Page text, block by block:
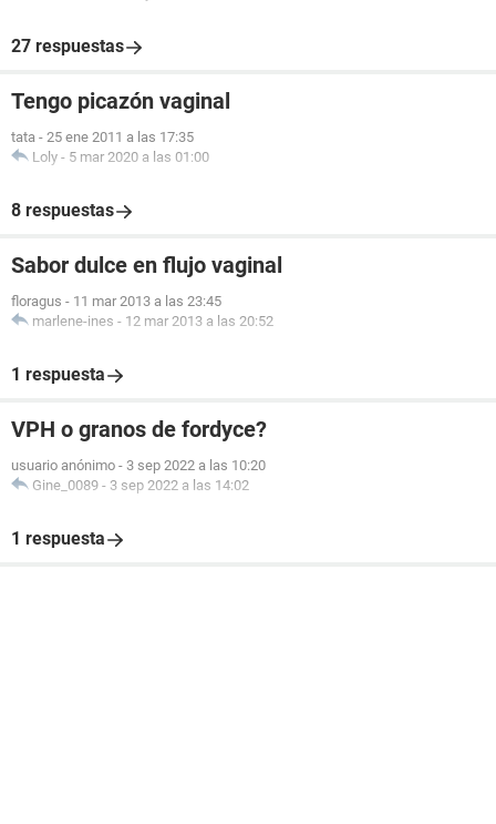
27 respuestas
Tengo picazón vaginal
tata - 25 ene 2011 a las 17:35
Loly - 5 mar 2020 a las 01:00
8 respuestas
Sabor dulce en flujo vaginal
floragus - 11 mar 2013 a las 23:45
marlene-ines - 12 mar 2013 a las 20:52
1 respuesta
VPH o granos de fordyce?
usuario anónimo - 3 sep 2022 a las 10:20
Gine_0089 - 3 sep 2022 a las 14:02
1 respuesta